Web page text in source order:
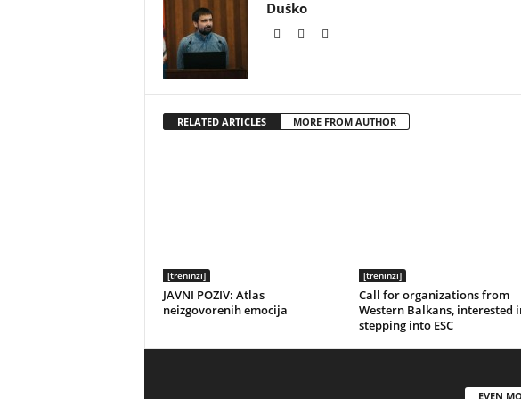
Duško
RELATED ARTICLES MORE FROM AUTHOR
[treninzi]
JAVNI POZIV: Atlas
neizgovorenih emocija
[treninzi]
Call for organizations from
Western Balkans, interested
stepping into ESC
EVEN